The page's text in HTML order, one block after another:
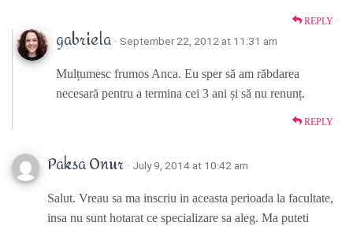
REPLY
gabriela · September 22, 2012 at 11:31 am
Mulțumesc frumos Anca. Eu sper să am răbdarea
necesară pentru a termina cei 3 ani și să nu renunț.
REPLY
Paksa Onur · July 9, 2014 at 10:42 am
Salut. Vreau sa ma inscriu in aceasta perioada la facultate,
insa nu sunt hotarat ce specializare sa aleg. Ma puteti